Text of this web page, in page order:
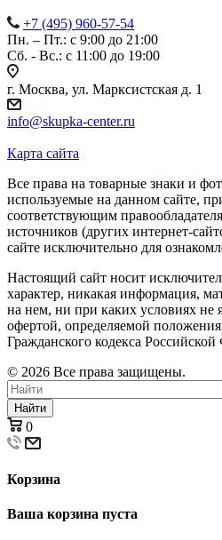
+7 (495) 960-57-54
Пн. – Пт.: с 9:00 до 21:00
Сб. - Вс.: c 11:00 до 19:00
г. Москва, ул. Марксистская д. 1
info@skupka-center.ru
Карта сайта
Все права на товарные знаки и
используемые на данном сайте,
соответствующим
источников (других интернет-
сайте исключительно для
Настоящий сайт носит
характер, никакая информация,
на нем, ни при каких условиях не
офертой, определяемой
Гражданского кодекса
© 2026 Все права защищены.
Найти
0
Корзина
Ваша корзина пуста